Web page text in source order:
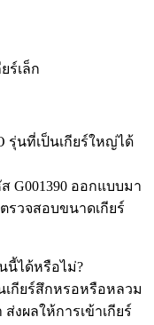
ร์เล็ก
รุ่นที่เป็นเกียร์ใหญ่ได้
G001390 ออกแบบมา
รวจสอบขนาดเกียร์
นี้ได้หรือไม่?
เกียร์สึกหรอหรือหลวม
งผลให้การเข้าเกียร์